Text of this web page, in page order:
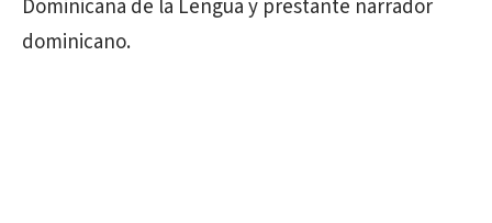
Dominicana de la Lengua y prestante narrador
dominicano.